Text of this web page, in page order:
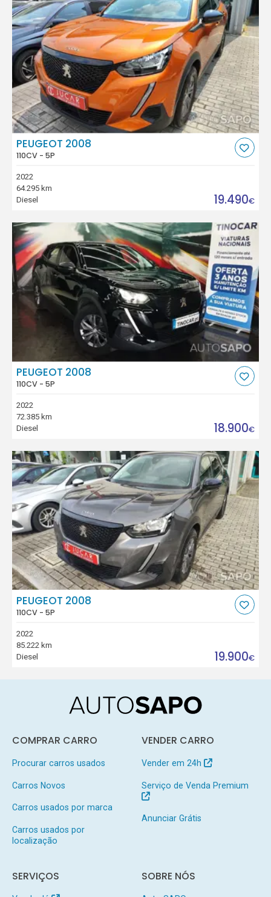
PEUGEOT 2008
110CV - 5P
2022
64.295 km
Diesel
19.490€
PEUGEOT 2008
110CV - 5P
2022
72.385 km
Diesel
18.900€
PEUGEOT 2008
110CV - 5P
2022
85.222 km
Diesel
19.900€
COMPRAR CARRO
Procurar carros usados
Carros Novos
Carros usados por marca
Carros usados por
localização
VENDER CARRO
Vender em 24h
Serviço de Venda Premium
Anunciar Grátis
SERVIÇOS SOBRE NÓS